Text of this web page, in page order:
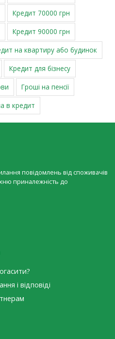
Кредит 70000 грн
Кредит 90000 грн
на квартиру або будинок
Кредит для бізнесу
Гроші на пенсії
в кредит
повідомлень від споживачів
приналежність до
і відповіді